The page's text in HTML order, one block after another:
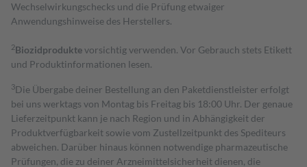
Wechselwirkungschecks und die Prüfung etwaiger
Anwendungshinweise des Herstellers.
2Biozidproduktevorsichtig verwenden. Vor Gebrauch stets Etikett
und Produktinformationen lesen.
3Die Übergabe deiner Bestellung an den Paketdienstleister erfolgt
bei uns werktags von Montag bis Freitag bis 18:00 Uhr. Der genaue
Lieferzeitpunkt kann je nach Region und in Abhängigkeit der
Produktverfügbarkeit sowie vom Zustellzeitpunkt des Spediteurs
abweichen. Darüber hinaus können notwendige pharmazeutische
Prüfungen, die zu deiner Arzneimittelsicherheit dienen, die